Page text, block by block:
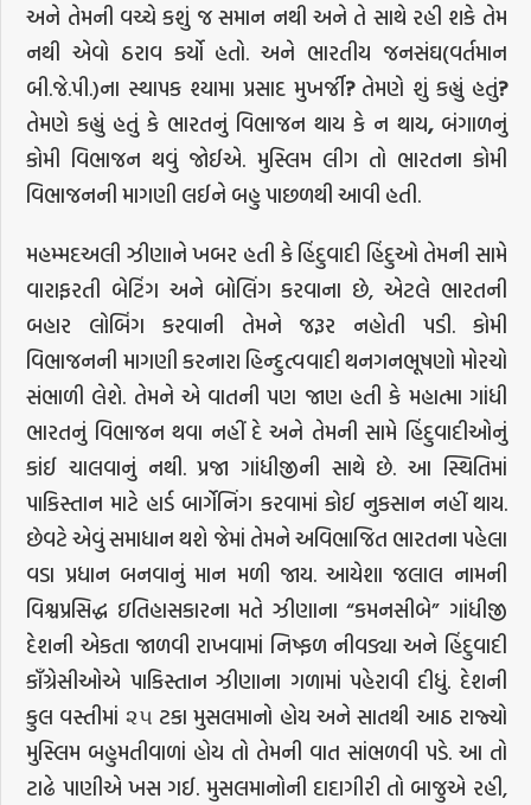
અને તેમની વચ્ચે કશું જ સમાન નથી અને તે સાથે રહી શકે તેમ
નથી એવો ઠરાવ કર્યો હતો. અને ભારતીય જનસંઘ(વર્તમાન
બી.જે.પી.)ના સ્થાપક શ્યામા પ્રસાદ મુખર્જી?તેમણે શું કહ્યું હતું?
તેમણે કહ્યું હતું કે ભારતનું વિભાજન થાય કે ન થાય,બંગાળનું
કોમી વિભાજન થવું જોઈએ. મુસ્લિમ લીગ તો ભારતના કોમી
વિભાજનની માગણી લઈને બહુ પાછળથી આવી હતી.
મહમ્મદઅલી ઝીણાને ખબર હતી કે હિંદુવાદી હિંદુઓ તેમની સામે
વારાફરતી બેટિંગ અને બોલિંગ કરવાના છે, એટલે ભારતની
બહાર લોબિંગ કરવાની તેમને જરૂર નહોતી પડી. કોમી
વિભાજનની માગણી કરનારા હિન્દુત્વવાદી થનગનભૂષણો મોરચો
સંભાળી લેશે. તેમને એ વાતની પણ જાણ હતી કે મહાત્મા ગાંધી
ભારતનું વિભાજન થવા નહીં દે અને તેમની સામે હિંદુવાદીઓનું
કાંઈ ચાલવાનું નથી. પ્રજા ગાંધીજીની સાથે છે. આ સ્થિતિમાં
પાકિસ્તાન માટે હાર્ડ બાર્ગેનિંગ કરવામાં કોઈ નુકસાન નહીં થાય.
છેવટે એવું સમાધાન થશે જેમાં તેમને અવિભાજિત ભારતના પહેલા
વડા પ્રધાન બનવાનું માન મળી જાય. આયેશા જલાલ નામની
વિશ્વપ્રસિદ્ધ ઇતિહાસકારના મતે ઝીણાના “કમનસીબે” ગાંધીજી
દેશની એકતા જાળવી રાખવામાં નિષ્ફળ નીવડ્યા અને હિંદુવાદી
કાઁગ્રેસીઓએ પાકિસ્તાન ઝીણાના ગળામાં પહેરાવી દીધું. દેશની
કુલ વસ્તીમાં ૨૫ ટકા મુસલમાનો હોય અને સાતથી આઠ રાજ્યો
મુસ્લિમ બહુમતીવાળાં હોય તો તેમની વાત સાંભળવી પડે. આ તો
ટાઢે પાણીએ ખસ ગઈ. મુસલમાનોની દાદાગીરી તો બાજુએ રહી,